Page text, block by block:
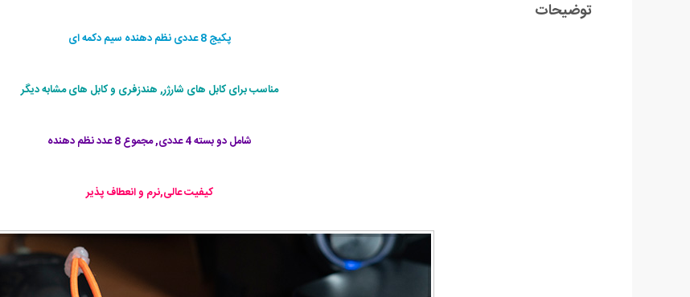
توضیحات
پکیج 8 عددی نظم دهنده سیم دکمه ای
مناسب برای کابل های شارژر, هندزفری و کابل های مشابه دیگر
شامل دو بسته 4 عددی, مجموع 8 عدد نظم دهنده
کیفیت عالی,نرم و انعطاف پذیر